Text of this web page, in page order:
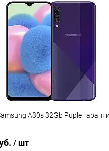
A30s 32Gb Puple
/ шт